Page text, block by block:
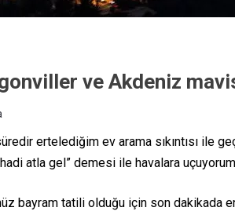
ve Akdeniz
ertelediğim ev arama sıkıntısı ile
atla gel” demesi ile havalara
bayram tatili olduğu için son dakikada